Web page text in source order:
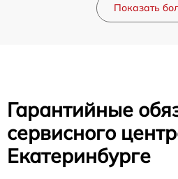
Показать
Гарантийные
сервисного
Екатеринбурге